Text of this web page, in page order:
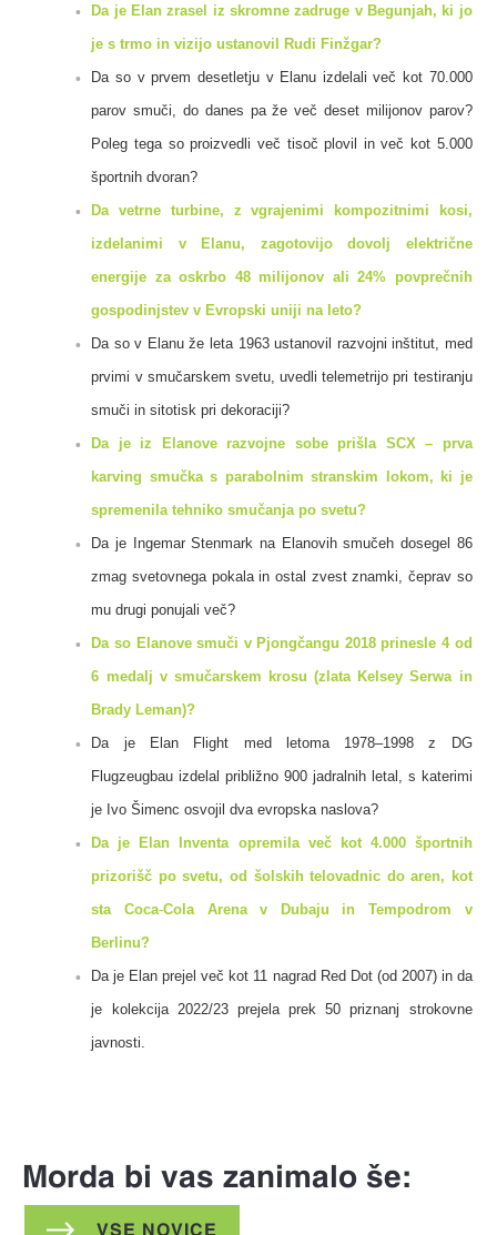
Da je Elan zrasel iz skromne zadruge v Begunjah, ki jo
je s trmo in vizijo ustanovil Rudi Finžgar?
Da so v prvem desetletju v Elanu izdelali več kot 70.000
parov smuči, do danes pa že več deset milijonov parov?
Poleg tega so proizvedli več tisoč plovil in več kot 5.000
športnih dvoran?
Da vetrne turbine, z vgrajenimi kompozitnimi kosi,
izdelanimi v Elanu, zagotovijo dovolj električne
energije za oskrbo 48 milijonov ali 24% povprečnih
gospodinjstev v Evropski uniji na leto?
Da so v Elanu že leta 1963 ustanovil razvojni inštitut, med
prvimi v smučarskem svetu, uvedli telemetrijo pri testiranju
smuči in sitotisk pri dekoraciji?
Da je iz Elanove razvojne sobe prišla SCX – prva
karving smučka s parabolnim stranskim lokom, ki je
spremenila tehniko smučanja po svetu?
Da je Ingemar Stenmark na Elanovih smučeh dosegel 86
zmag svetovnega pokala in ostal zvest znamki, čeprav so
mu drugi ponujali več?
Da so Elanove smuči v Pjongčangu 2018 prinesle 4 od
6 medalj v smučarskem krosu (zlata Kelsey Serwa in
Brady Leman)?
Da je Elan Flight med letoma 1978–1998 z DG
Flugzeugbau izdelal približno 900 jadralnih letal, s katerimi
je Ivo Šimenc osvojil dva evropska naslova?
Da je Elan Inventa opremila več kot 4.000 športnih
prizorišč po svetu, od šolskih telovadnic do aren, kot
sta Coca‑Cola Arena v Dubaju in Tempodrom v
Berlinu?
Da je Elan prejel več kot 11 nagrad Red Dot (od 2007) in da
je kolekcija 2022/23 prejela prek 50 priznanj strokovne
javnosti.
Morda bi vas zanimalo še:
VSE NOVICE